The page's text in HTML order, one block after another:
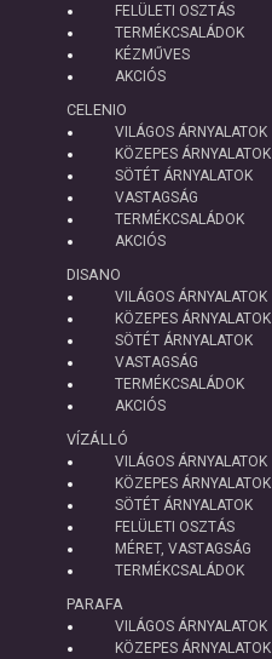
FELÜLETI OSZTÁS
TERMÉKCSALÁDOK
KÉZMŰVES
AKCIÓS
CELENIO
VILÁGOS ÁRNYALATOK
KÖZEPES ÁRNYALATOK
SÖTÉT ÁRNYALATOK
VASTAGSÁG
TERMÉKCSALÁDOK
AKCIÓS
DISANO
VILÁGOS ÁRNYALATOK
KÖZEPES ÁRNYALATOK
SÖTÉT ÁRNYALATOK
VASTAGSÁG
TERMÉKCSALÁDOK
AKCIÓS
VÍZÁLLÓ
VILÁGOS ÁRNYALATOK
KÖZEPES ÁRNYALATOK
SÖTÉT ÁRNYALATOK
FELÜLETI OSZTÁS
MÉRET, VASTAGSÁG
TERMÉKCSALÁDOK
PARAFA
VILÁGOS ÁRNYALATOK
KÖZEPES ÁRNYALATOK